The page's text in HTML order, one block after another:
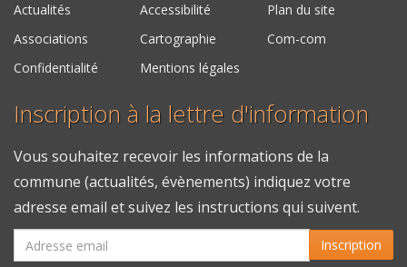
Actualités
Accessibilité
Plan du site
Associations
Cartographie
Com-com
Confidentialité
Mentions légales
Inscription à la lettre d'information
Vous souhaitez recevoir les informations de la
commune (actualités, évènements) indiquez votre
adresse email et suivez les instructions qui suivent.
Inscription